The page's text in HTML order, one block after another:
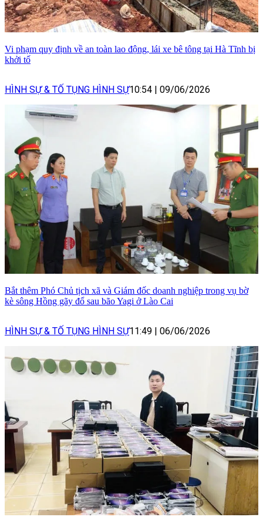
Vi phạm quy định về an toàn lao động, lái xe bê tông tại Hà Tĩnh bị
khởi tố
HÌNH SỰ & TỐ TỤNG HÌNH SỰ10:54 | 09/06/2026
Bắt thêm Phó Chủ tịch xã và Giám đốc doanh nghiệp trong vụ bờ
kè sông Hồng gãy đổ sau bão Yagi ở Lào Cai
HÌNH SỰ & TỐ TỤNG HÌNH SỰ11:49 | 06/06/2026